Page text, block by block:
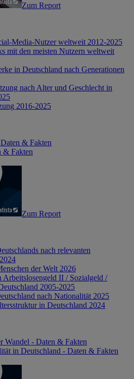
Zum Report
Media-Nutzer weltweit 2012-2025
mit den meisten Nutzern weltweit
in Deutschland nach Generationen
nach Alter und Geschlecht in
2016-2025
& Fakten
& Fakten
Zum Report
nach relevanten
der Welt 2026
Arbeitslosengeld II / Sozialgeld /
2005-2025
nach Nationalität 2025
in Deutschland 2024
Wandel - Daten & Fakten
in Deutschland - Daten & Fakten